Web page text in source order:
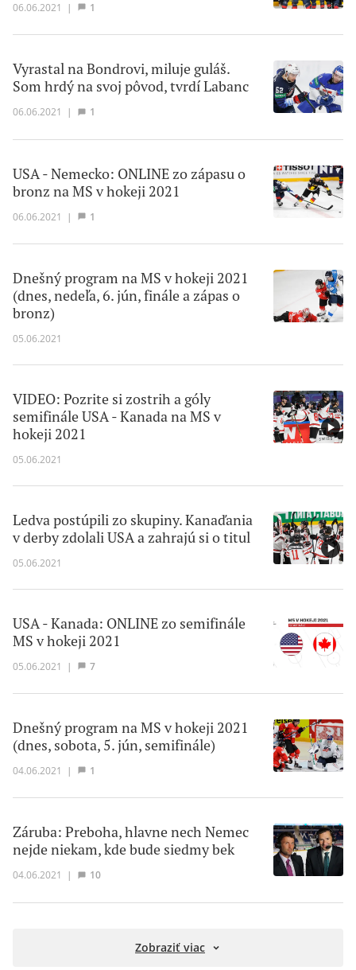
06.06.2021 | 1
Vyrastal na Bondrovi, miluje guláš.
Som hrdý na svoj pôvod, tvrdí Labanc
06.06.2021 | 1
USA - Nemecko: ONLINE zo zápasu o
bronz na MS v hokeji 2021
06.06.2021 | 1
Dnešný program na MS v hokeji 2021
(dnes, nedeľa, 6. jún, finále a zápas o
bronz)
05.06.2021
VIDEO: Pozrite si zostrih a góly
semifinále USA - Kanada na MS v
hokeji 2021
05.06.2021
Ledva postúpili zo skupiny. Kanaďania
v derby zdolali USA a zahrajú si o titul
05.06.2021
USA - Kanada: ONLINE zo semifinále
MS v hokeji 2021
05.06.2021 | 7
Dnešný program na MS v hokeji 2021
(dnes, sobota, 5. jún, semifinále)
04.06.2021 | 1
Záruba: Preboha, hlavne nech Nemec
nejde niekam, kde bude siedmy bek
04.06.2021 | 10
Zobraziť viac